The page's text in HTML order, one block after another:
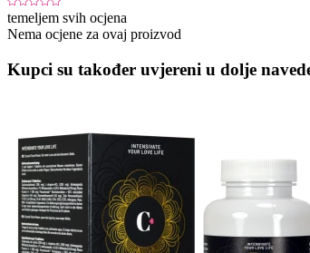
temeljem svih ocjena
Nema ocjene za ovaj proizvod
Kupci su također uvjereni u dolje